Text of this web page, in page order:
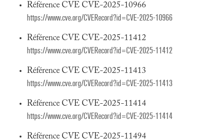
Référence CVE CVE-2025-10966
https://www.cve.org/CVERecord?id=CVE-2025-10966
Référence CVE CVE-2025-11412
https://www.cve.org/CVERecord?id=CVE-2025-11412
Référence CVE CVE-2025-11413
https://www.cve.org/CVERecord?id=CVE-2025-11413
Référence CVE CVE-2025-11414
https://www.cve.org/CVERecord?id=CVE-2025-11414
Référence CVE CVE-2025-11494